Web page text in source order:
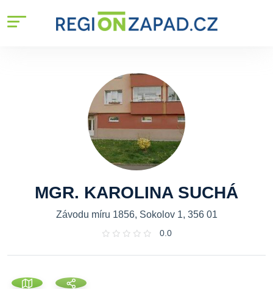
MGR. KAROLINA SUCHÁ
Závodu míru 1856, Sokolov 1, 356 01
0.0